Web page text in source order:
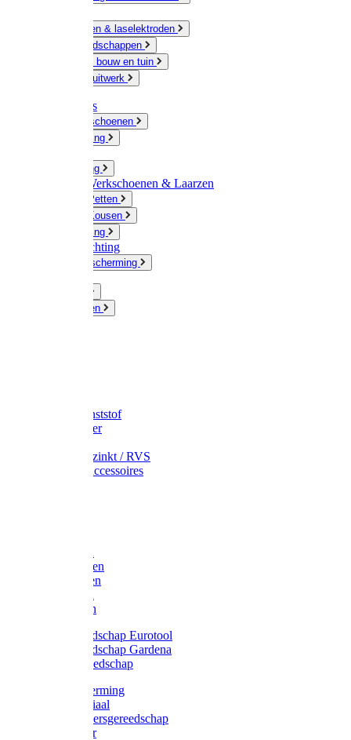
Slijpschijven & laselektroden
Handgereedschappen
IJzerwaren bouw en tuin
Hang en sluitwerk
Disposables
Werkhandschoenen
Regenkleding
Werkkleding
Wandel-/ Werkschoenen & Laarzen
Hoeden / Petten
Sokken / Kousen
Winterkleding
Winkelinrichting
Gelaatsbescherming
Knaagdieren
Emmer kunststof
Schepemmer
Emmer verzinkt / RVS
Regenton accessoires
Gazonharken
Asfaltharken
Hooiharken
Handgereedschap Eurotool
Handgereedschap Gardena
Kindergereedschap
Kniebescherming
Afzetmateriaal
Stratenmakersgereedschap
Straathamer